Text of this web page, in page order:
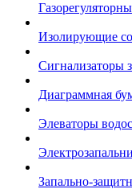
Изолирующие
Сигнализаторы
Диаграммная
Элеваторы
Запально-